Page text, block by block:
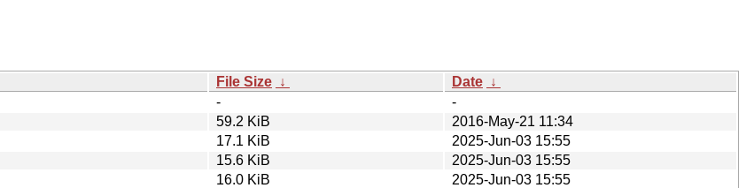
File Size ↓ Date ↓
-
-
59.2 KiB
2016-May-21 11:34
17.1 KiB
2025-Jun-03 15:55
15.6 KiB
2025-Jun-03 15:55
16.0 KiB
2025-Jun-03 15:55